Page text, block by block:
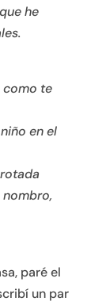
he
como te
en el
paré el
un par